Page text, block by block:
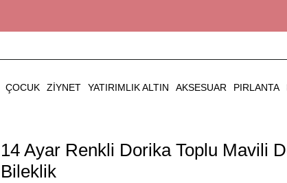
ÇOCUK ZIYNET YATIRIMLIK ALTIN AKSESUAR PIRLANTA
14 Ayar Renkli Dorika Toplu Mavili
Bileklik